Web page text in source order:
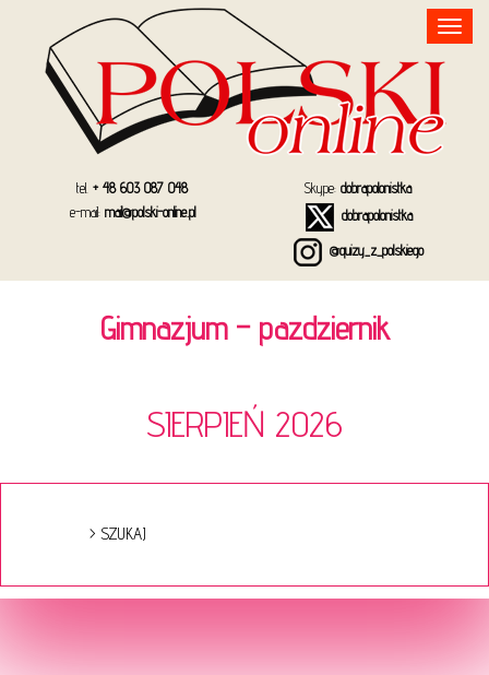
Toggle
navigation
tel. + 48 603 087 048
e-mail: mail@polski-online.pl
Skype: dobrapolonistka
dobrapolonistka
@quizy_z_polskiego
Gimnazjum – pazdziernik
SIERPIEŃ 2026